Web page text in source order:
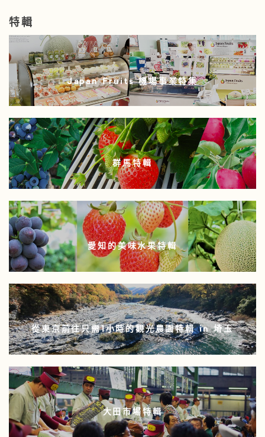
特輯
Japan Fruits 機場事業特集
群馬特輯
愛知的美味水果特輯
從東京前往只需1小時的觀光農園特輯 in 埼玉
大田市場特輯